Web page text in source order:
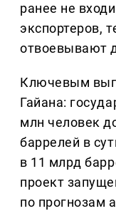
ранее не
экспортеров,
отвоевывают
Ключевым
Гайана:
млн человек
баррелей в
в 11 млрд
проект
по прогнозам